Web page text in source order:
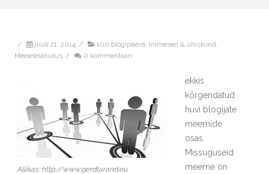
/ juuli 21, 2014 / 100 blogipäeva, Inimesed & ühiskond,
Meelelelahutus / 0 kommentaari
Allikas: http://www.gerdtarand.eu
ekkis
kõrgendatud
huvi blogijate
meemide
osas.
Missuguseid
meeme on